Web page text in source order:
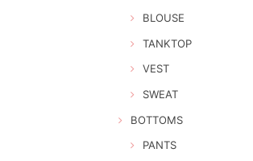
BLOUSE
TANKTOP
VEST
SWEAT
BOTTOMS
PANTS